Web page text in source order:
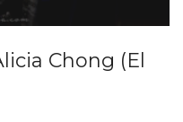
Chong (El